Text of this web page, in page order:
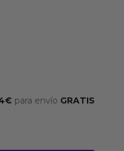
€ para envío GRATIS